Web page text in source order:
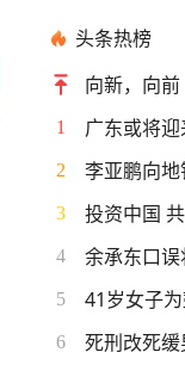
头条热榜
向新，向前
1 广东或将迎
2 李亚鹏向
3 投资中国
4 余承东口
5 41岁女子
6